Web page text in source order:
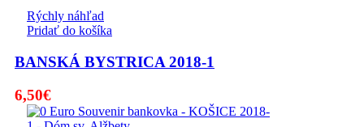
Rýchly náhľad
Pridať do košíka
BANSKÁ BYSTRICA 2018-1
6,50€